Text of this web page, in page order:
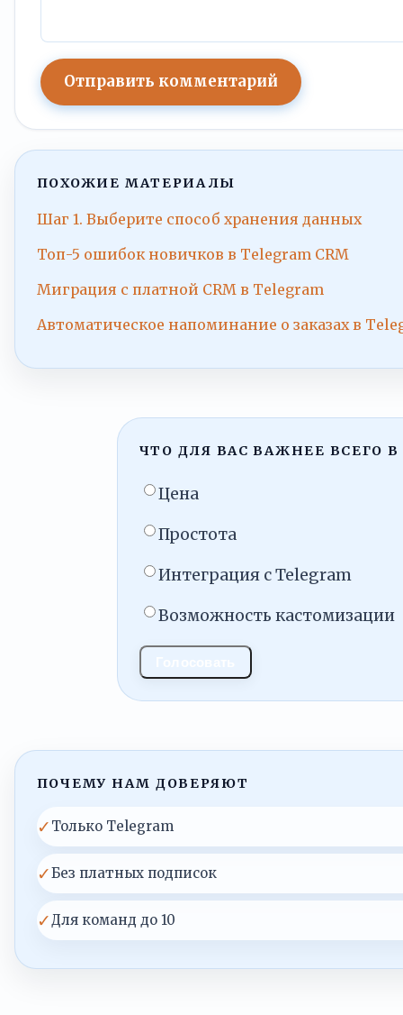
Отправить комментарий
ПОХОЖИЕ МАТЕРИАЛЫ
Шаг 1. Выберите способ хранения данных
Топ-5 ошибок новичков в Telegram CRM
Миграция с платной CRM в Telegram
Автоматическое напоминание о заказах в
ЧТО ДЛЯ ВАС ВАЖНЕЕ ВСЕГО В
Цена
Простота
Интеграция с Telegram
Возможность кастомизации
ПОЧЕМУ НАМ ДОВЕРЯЮТ
✓ Только Telegram
✓Без платных подписок
✓Для команд до 10